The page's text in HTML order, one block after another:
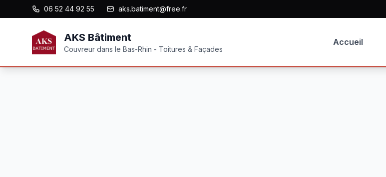
06 52 44 92 55 aks.batiment@free.fr
AKS Bâtiment
Couvreur dans le Bas-Rhin - Toitures & Façades
Accueil